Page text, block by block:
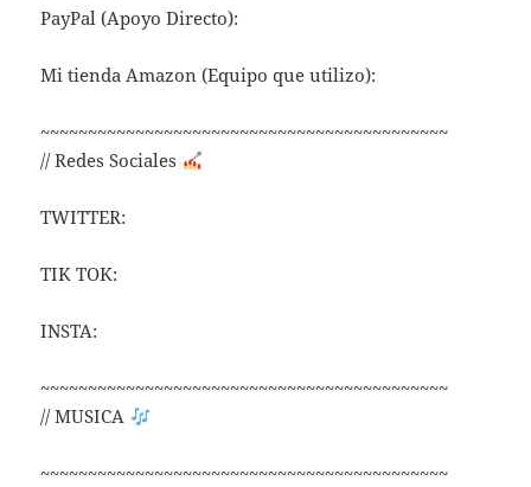
PayPal (Apoyo Directo):
Mi tienda Amazon (Equipo que utilizo):
~~~~~~~~~~~~~~~~~~~~~~~~~~~~~~~~~~~~~~~~~~~
// Redes Sociales
TWITTER:
TIK TOK:
INSTA:
~~~~~~~~~~~~~~~~~~~~~~~~~~~~~~~~~~~~~~~~~~~
// MUSICA
~~~~~~~~~~~~~~~~~~~~~~~~~~~~~~~~~~~~~~~~~~~